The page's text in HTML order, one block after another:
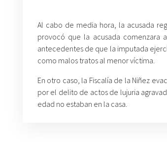
Al cabo de media hora, la acusada
provocó que la acusada comenzara
antecedentes de que la imputada
como malos tratos al menor víctima.
En otro caso, la Fiscalía de la Niñez
por el delito de actos de lujuria
edad no estaban en la casa.